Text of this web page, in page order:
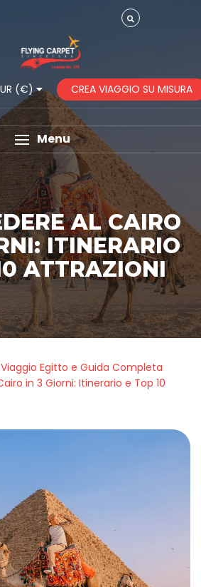
(€) CREA VIAGGIO SU MISURA
Menu
AL CAIRO
ITINERARIO
ATTRAZIONI
Egitto e Guida Completa
in 3 Giorni: Itinerario e Top 10